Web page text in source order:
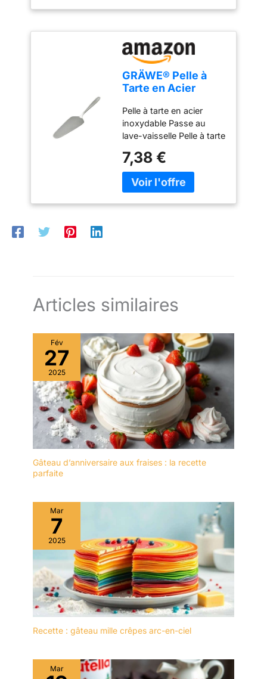
au lave-vaisselle
GRÄWE® Pelle à
Tarte en Acier
Königstein
Pelle à tarte en acier
inoxydable Passe au
lave-vaisselle Pelle à tarte
à la main Matériau : acier
inoxydable chromé 18 %
7,38 €
Articles similaires
Fév
27
2025
Gâteau d’anniversaire aux fraises : la recette
parfaite
Mar
7
2025
Recette : gâteau mille crêpes arc-en-ciel
Mar